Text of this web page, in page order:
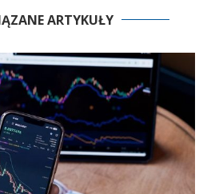
ARTYKUŁY